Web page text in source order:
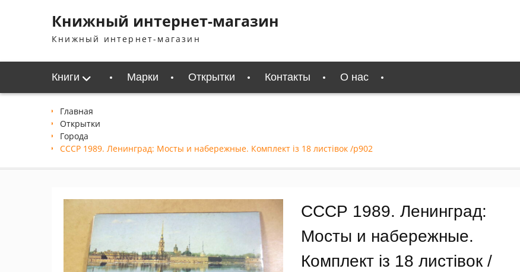
содержимомуКнижный интернет-магазин
Книжный интернет-магазин
Книги Марки Открытки Контакты О нас
Главная
Открытки
Города
СССР 1989. Ленинград: Мосты и набережные. Комплект із 18 листівок /р902
СССР 1989. Ленинград:
Мосты и набережные.
Комплект із 18 листівок /